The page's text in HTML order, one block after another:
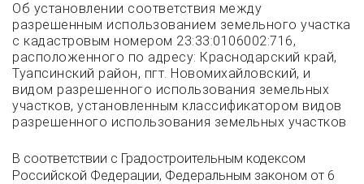
Об установлении соответствия между
разрешенным использованием земельного участка
с кадастровым номером 23:33:0106002:716,
расположенного по адресу: Краснодарский край,
Туапсинский район, пгт. Новомихайловский, и
видом разрешенного использования земельных
участков, установленным классификатором видов
разрешенного использования земельных участков
В соответствии с Градостроительным кодексом
Российской Федерации, Федеральным законом от 6